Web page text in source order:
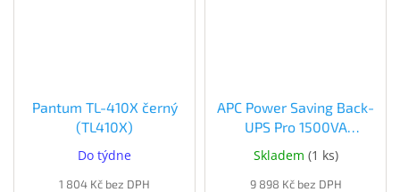
Pantum TL-410X černý
(TL410X)
Do týdne
1 804 Kč bez DPH
APC Power Saving Back-
UPS Pro 1500VA
(BR1500G-FR)
Skladem (1 ks)
9 898 Kč bez DPH